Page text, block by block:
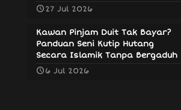
27 Jul 2026
Kawan Pinjam Duit Tak Bayar?
Panduan Seni Kutip Hutang
Secara Islamik Tanpa Bergaduh
6 Jul 2026